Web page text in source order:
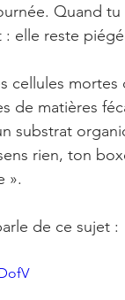
Quand tu
elle reste
cellules
de matières
substrat
rien, ton
».
de ce sujet :